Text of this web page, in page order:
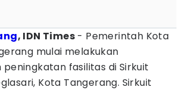
, IDN Times - Pemerintah Kota
mulai melakukan
fasilitas di Sirkuit
Kota Tangerang. Sirkuit